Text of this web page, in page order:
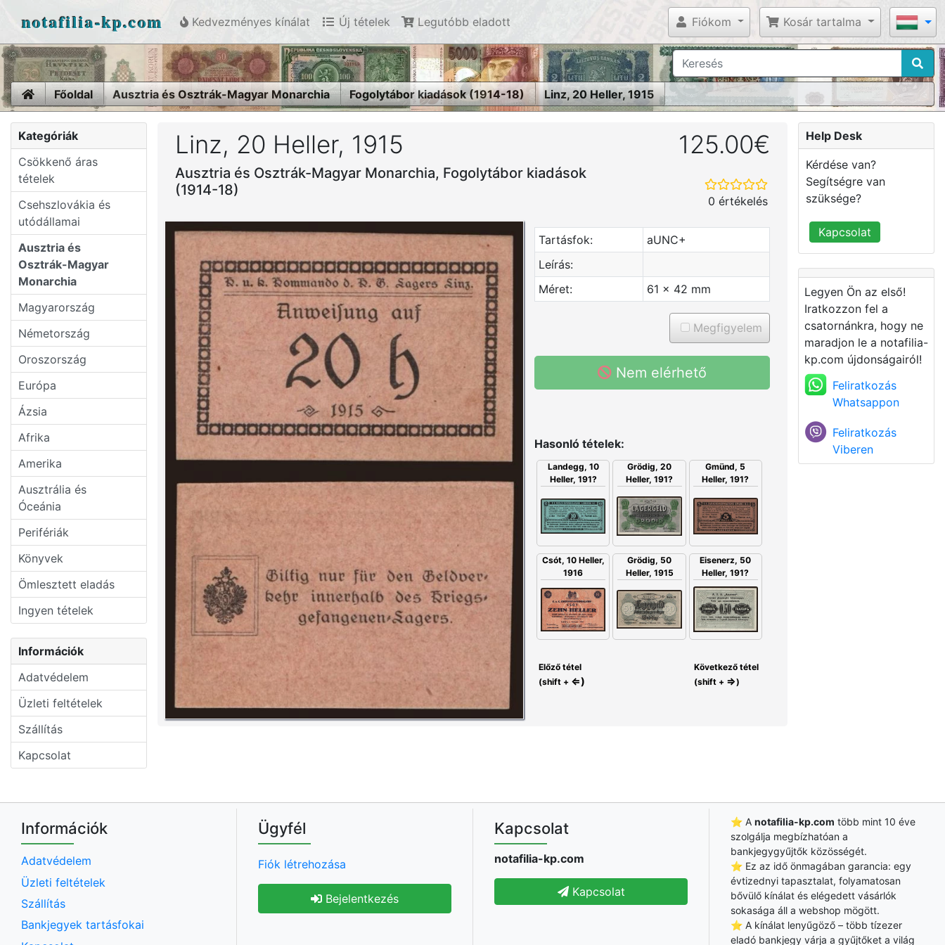
notafilia-kp.com Kedvezményes kínálat Új tételek Legutóbb eladott Fiókom Kosár tartalma
HomeFőoldal Ausztria és Osztrák-Magyar Monarchia Fogolytábor kiadások (1914-18) Linz, 20 Heller, 1915
Kategóriák
Csökkenő áras
tételek
Csehszlovákia és
utódállamai
Ausztria és
Osztrák-Magyar
Monarchia
Magyarország
Németország
Oroszország
Európa
Ázsia
Afrika
Amerika
Ausztrália és
Óceánia
Perifériák
Könyvek
Ömlesztett eladás
Ingyen tételek
Információk
Adatvédelem
Üzleti feltételek
Szállítás
Kapcsolat
Linz, 20 Heller, 1915
Ausztria és Osztrák-Magyar Monarchia, Fogolytábor kiadások
(1914-18)
125.00€
0 értékelés
Tartásfok:
aUNC+
Leírás:
Méret:
61 x 42 mm
Megfigyelem
Nem elérhető
Hasonló tételek:
Landegg, 10
Heller, 191?
Grödig, 20
Heller, 191?
Gmünd, 5
Heller, 191?
Csót, 10 Heller,
1916
Grödig, 50
Heller, 1915
Eisenerz, 50
Heller, 191?
Előző tétel
(shift + ⇐)
Következő tétel
(shift + ⇒)
Help Desk
Kérdése van?
Segítségre van
szüksége?
Kapcsolat
Legyen Ön az első!
Iratkozzon fel a
csatornánkra, hogy ne
maradjon le a notafilia-
kp.com újdonságairól!
Feliratkozás
Whatsappon
Feliratkozás
Viberen
Információk
Adatvédelem
Üzleti feltételek
Szállítás
Bankjegyek tartásfokai
Ügyfél
Fiók létrehozása
Bejelentkezés
Kapcsolat
notafilia-kp.com
Kapcsolat
⭐ A notafilia-kp.com több mint 10 éve
szolgálja megbízhatóan a
bankjegygyűjtők közösségét.
⭐ Ez az idő önmagában garancia: egy
évtizednyi tapasztalat, folyamatosan
bővülő kínálat és elégedett vásárlók
sokasága áll a webshop mögött.
⭐ A kínálat lenyűgöző – több tízezer
eladó bankjegy várja a gyűjtőket a világ